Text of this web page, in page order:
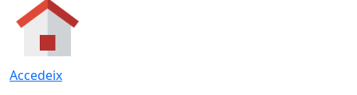
Accedeix